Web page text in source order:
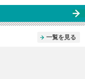
一覧を見る